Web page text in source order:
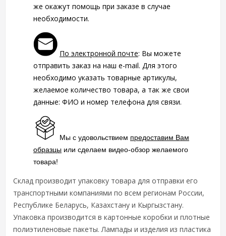
же окажут помощь при заказе в случае
необходимости.
По электронной почте: Вы можете
отправить заказ на наш e-mail. Для этого
необходимо указать товарные артикулы,
желаемое количество товара, а так же свои
данные: ФИО и номер телефона для связи.
Мы с удовольствием предоставим Вам
образцы или сделаем видео-обзор желаемого
товара!
Склад производит упаковку товара для отправки его
транспортными компаниями по всем регионам России,
Республике Беларусь, Казахстану и Кыргызстану.
Упаковка производится в картонные коробки и плотные
полиэтиленовые пакеты. Лампады и изделия из пластика